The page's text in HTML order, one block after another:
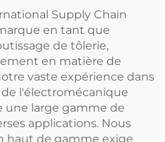
rouille Services de
forge
Supply Chain
en tant que
de tôlerie,
en matière de
vaste expérience dans
l'électromécanique
une large gamme de
applications. Nous
haut de gamme exige